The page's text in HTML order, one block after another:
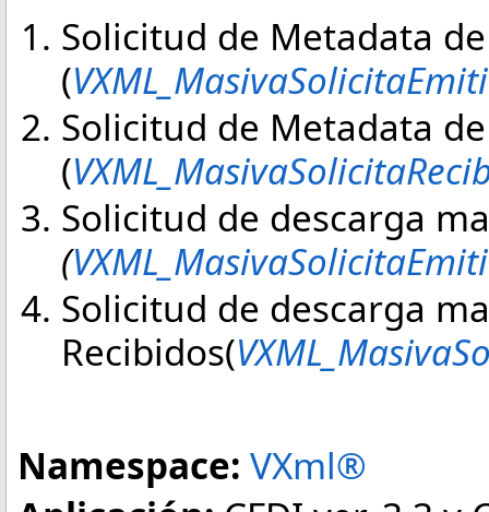
Solicitud de Metadata
(
Solicitud de Metadata
(
Solicitud de descarga
(
Solicitud de descarga
Recibidos(
Namespace: VXml®